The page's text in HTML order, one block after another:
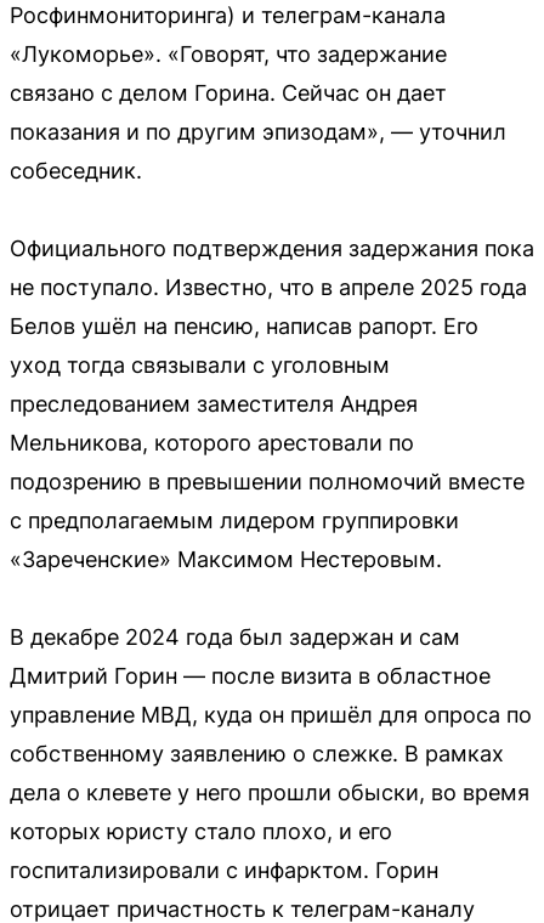
Росфинмониторинга) и телеграм-канала
«Лукоморье». «Говорят, что задержание
связано с делом Горина. Сейчас он дает
показания и по другим эпизодам», — уточнил
собеседник.
Официального подтверждения задержания пока
не поступало. Известно, что в апреле 2025 года
Белов ушёл на пенсию, написав рапорт. Его
уход тогда связывали с уголовным
преследованием заместителя Андрея
Мельникова, которого арестовали по
подозрению в превышении полномочий вместе
с предполагаемым лидером группировки
«Зареченские» Максимом Нестеровым.
В декабре 2024 года был задержан и сам
Дмитрий Горин — после визита в областное
управление МВД, куда он пришёл для опроса по
собственному заявлению о слежке. В рамках
дела о клевете у него прошли обыски, во время
которых юристу стало плохо, и его
госпитализировали с инфарктом. Горин
отрицает причастность к телеграм-каналу